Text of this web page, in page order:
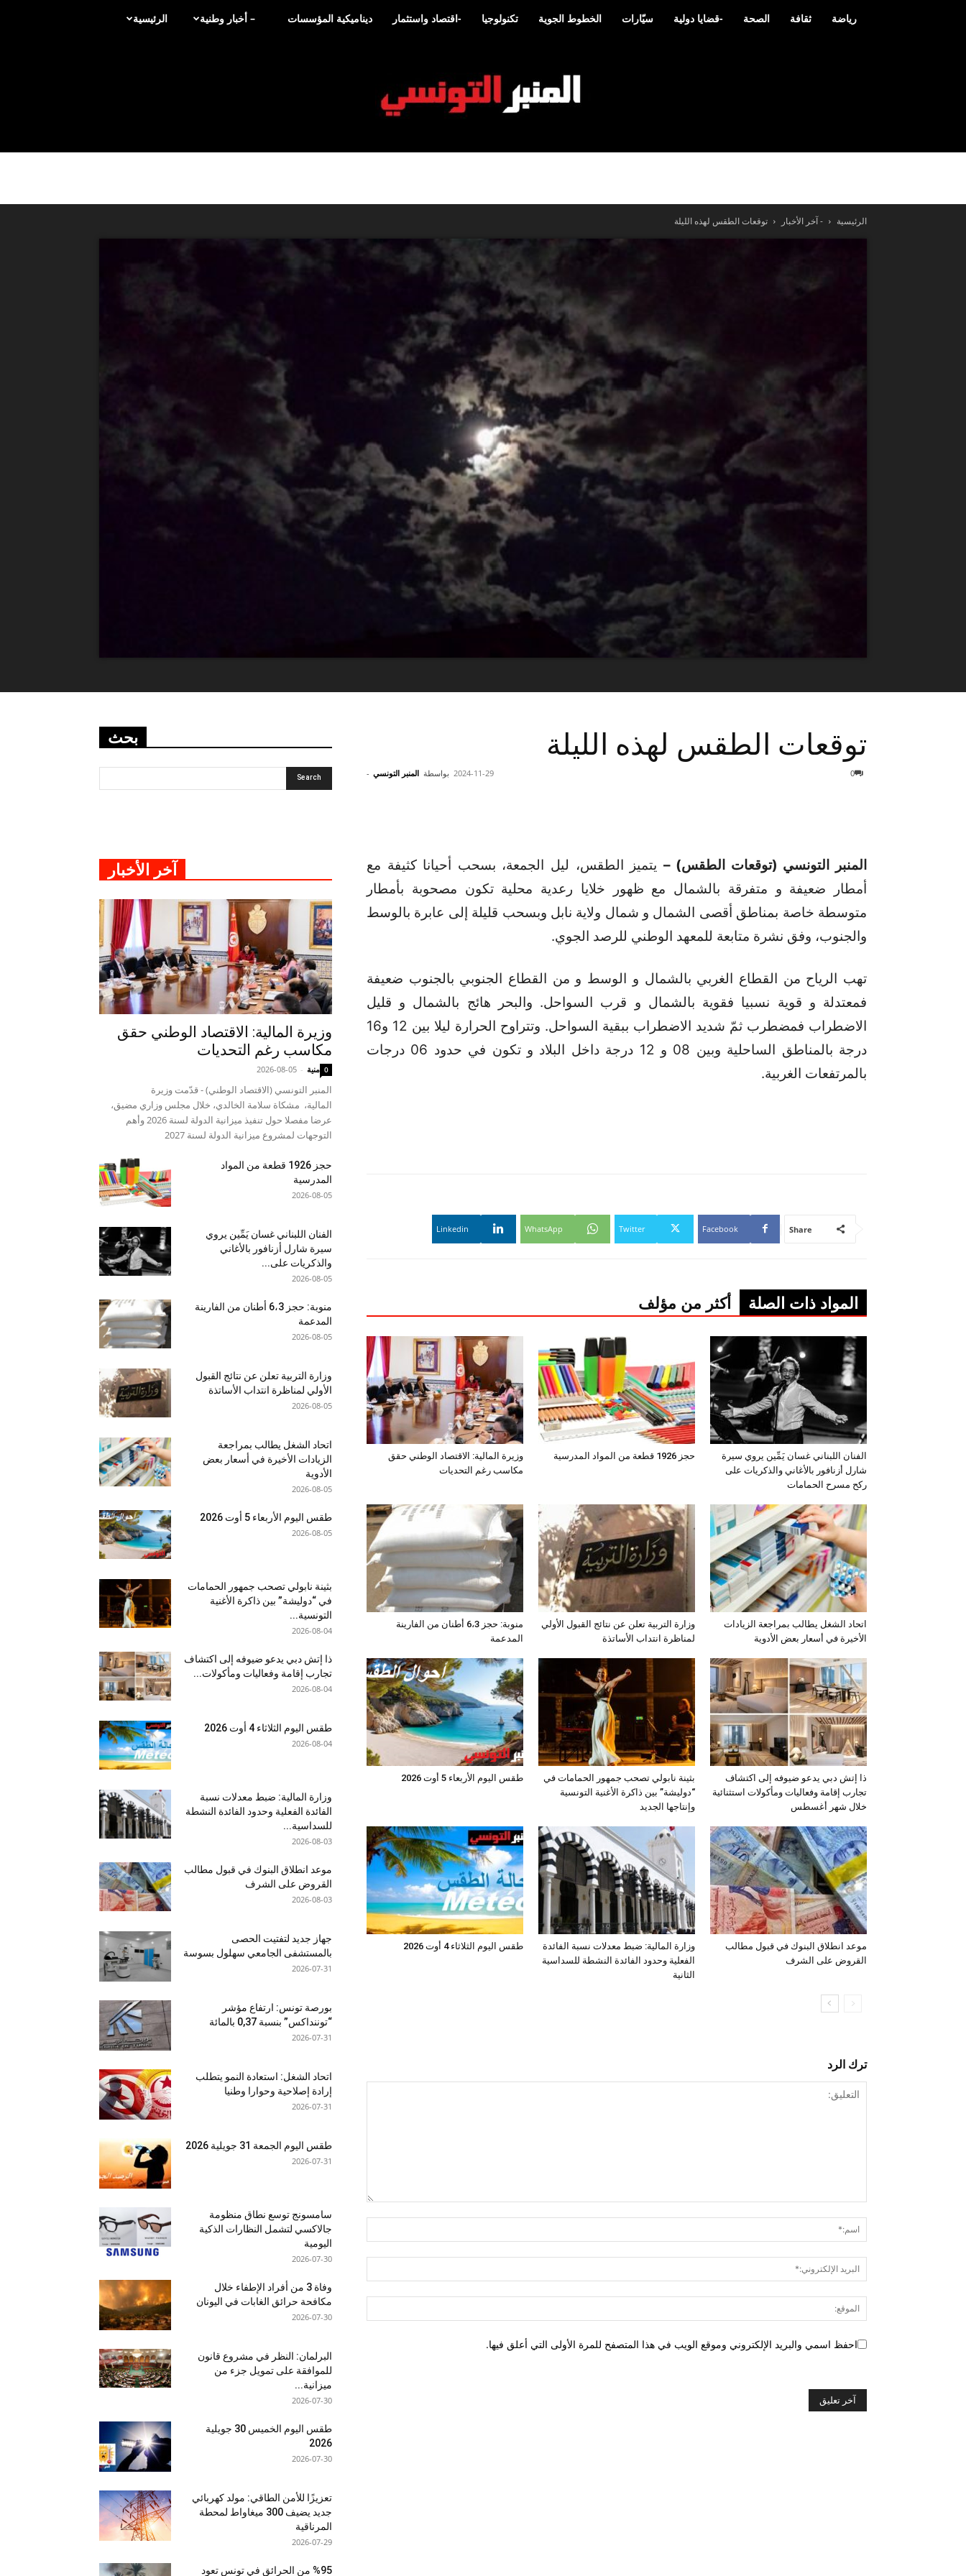
الرئيسية – أخبار وطنية ديناميكية المؤسسات -اقتصاد واستثمار تكنولوجيا الخطوط الجوية سيّارات -قضايا دولية الصحة ثقافة رياضة
التونسي
الرئيسية - آخر الأخبار توقعات الطقس لهذه الليلة
توقعات الطقس لهذه الليلة
بواسطة المنبر التونسي - 2024-11-29 0
المنبر التونسي (توقعات الطقس) – يتميز الطقس، ليل الجمعة، بسحب أحيانا كثيفة مع
أمطار ضعيفة و متفرقة بالشمال مع ظهور خلايا رعدية محلية تكون مصحوبة بأمطار
متوسطة خاصة بمناطق أقصى الشمال و شمال ولاية نابل وبسحب قليلة إلى عابرة بالوسط
والجنوب، وفق نشرة متابعة للمعهد الوطني للرصد الجوي.
تهب الرياح من القطاع الغربي بالشمال و الوسط و من القطاع الجنوبي بالجنوب ضعيفة
فمعتدلة و قوية نسبيا فقوية بالشمال و قرب السواحل. والبحر هائج بالشمال و قليل
الاضطراب فمضطرب ثمّ شديد الاضطراب ببقية السواحل. وتتراوح الحرارة ليلا بين 12 و16
درجة بالمناطق الساحلية وبين 08 و 12 درجة داخل البلاد و تكون في حدود 06 درجات
بالمرتفعات الغربية.
Share
Facebook
Twitter
WhatsApp
Linkedin
المواد ذات الصلة أكثر من مؤلف
وزيرة المالية: الاقتصاد الوطني حقق
مكاسب رغم التحديات
حجز 1926 قطعة من المواد المدرسية
الفنان اللبناني غسان يَمِّين يروي سيرة
شارل أزنافور بالأغاني والذكريات على
ركح مسرح الحمامات
منوبة: حجز 6،3 أطنان من الفارينة
المدعمة
وزارة التربية تعلن عن نتائج القبول الأولي
لمناظرة انتداب الأساتذة
اتحاد الشغل يطالب بمراجعة الزيادات
الأخيرة في أسعار بعض الأدوية
طقس اليوم الأربعاء 5 أوت 2026
بثينة نابولي تصحب جمهور الحمامات في
“دوليشة” بين ذاكرة الأغنية التونسية
وإنتاجها الجديد
ذا إتش دبي يدعو ضيوفه إلى اكتشاف
تجارب إقامة وفعاليات ومأكولات استثنائية
خلال شهر أغسطس
طقس اليوم الثلاثاء 4 أوت 2026
وزارة المالية: ضبط معدلات نسبة الفائدة
الفعلية وحدود الفائدة النشطة للسداسية
الثانية
موعد انطلاق البنوك في قبول مطالب
القروض على الشرف
ترك الرد
احفظ اسمي والبريد الإلكتروني وموقع الويب في هذا المتصفح للمرة الأولى التي أعلق فيها.
بحث
آخر الأخبار
وزيرة المالية: الاقتصاد الوطني حقق
مكاسب رغم التحديات
منية -
2026-08-05 0
المنبر التونسي (الاقتصاد الوطني) - قدّمت وزيرة
المالية، مشكاة سلامة الخالدي، خلال مجلس وزاري مضيق،
عرضا مفصلا حول تنفيذ ميزانية الدولة لسنة 2026 وأهم
التوجهات لمشروع ميزانية الدولة لسنة 2027
حجز 1926 قطعة من المواد
المدرسية
2026-08-05
الفنان اللبناني غسان يَمِّين يروي
سيرة شارل أزنافور بالأغاني
والذكريات على...
2026-08-05
منوبة: حجز 6،3 أطنان من الفارينة
المدعمة
2026-08-05
وزارة التربية تعلن عن نتائج القبول
الأولي لمناظرة انتداب الأساتذة
2026-08-05
اتحاد الشغل يطالب بمراجعة
الزيادات الأخيرة في أسعار بعض
الأدوية
2026-08-05
طقس اليوم الأربعاء 5 أوت 2026
2026-08-05
بثينة نابولي تصحب جمهور الحمامات
في “دوليشة” بين ذاكرة الأغنية
التونسية...
2026-08-04
ذا إتش دبي يدعو ضيوفه إلى اكتشاف
تجارب إقامة وفعاليات ومأكولات...
2026-08-04
طقس اليوم الثلاثاء 4 أوت 2026
2026-08-04
وزارة المالية: ضبط معدلات نسبة
الفائدة الفعلية وحدود الفائدة النشطة
للسداسية...
2026-08-03
موعد انطلاق البنوك في قبول مطالب
القروض على الشرف
2026-08-03
جهاز جديد لتفتيت الحصى
بالمستشفى الجامعي سهلول بسوسة
2026-07-31
بورصة تونس: ارتفاع مؤشر
“توننداكس” بنسبة 0,37 بالمائة
2026-07-31
اتحاد الشغل: استعادة النمو يتطلب
إرادة إصلاحية وحوارا وطنيا
2026-07-31
طقس اليوم الجمعة 31 جويلية 2026
2026-07-31
سامسونج توسع نطاق منظومة
جالاكسي لتشمل النظارات الذكية
اليومية
2026-07-30
وفاة 3 من أفراد الإطفاء خلال
مكافحة حرائق الغابات في اليونان
2026-07-30
البرلمان: النظر في مشروع قانون
للموافقة على تمويل جزء من
ميزانية...
2026-07-30
طقس اليوم الخميس 30 جويلية
2026
2026-07-30
تعزيزًا للأمن الطاقي: مولد كهربائي
جديد يضيف 300 ميغاواط لمحطة
المرناقية
2026-07-29
%95 من الحرائق في تونس تعود